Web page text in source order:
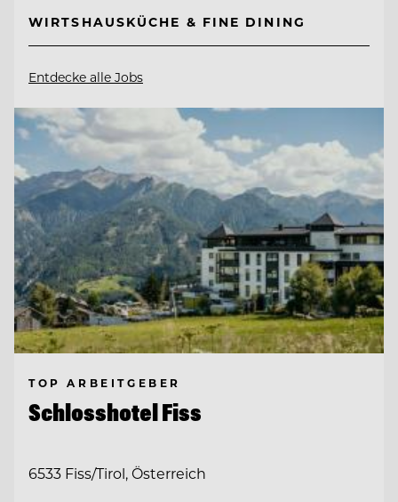
WIRTSHAUSKÜCHE & FINE DINING
Entdecke alle Jobs
TOP ARBEITGEBER
Schlosshotel Fiss
6533 Fiss/Tirol, Österreich